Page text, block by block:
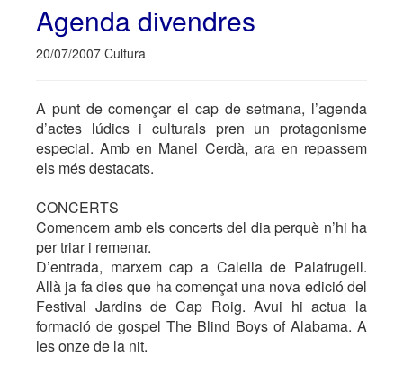
Agenda divendres
20/07/2007 Cultura
A punt de començar el cap de setmana, l’agenda
d’actes lúdics i culturals pren un protagonisme
especial. Amb en Manel Cerdà, ara en repassem
els més destacats.
CONCERTS
Comencem amb els concerts del dia perquè n’hi ha
per triar i remenar.
D’entrada, marxem cap a Calella de Palafrugell.
Allà ja fa dies que ha començat una nova edició del
Festival Jardins de Cap Roig. Avui hi actua la
formació de gospel The Blind Boys of Alabama. A
les onze de la nit.